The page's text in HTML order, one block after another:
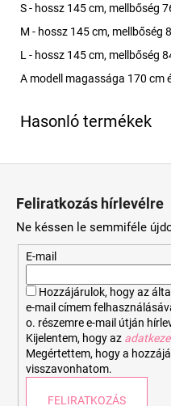
S - hossz 145 cm, mellbőség
M - hossz 145 cm, mellbőség
L - hossz 145 cm, mellbőség
A modell magassága 170 cm
Feliratkozás hírlevélre
Ne késsen le semmiféle
E-mail
Hozzájárulok, hogy az
e-mail címem
o. részemre e-mail útján
Kijelentem, hogy az
Megértettem, hogy a
visszavonhatom.
FELIRATKOZÁS